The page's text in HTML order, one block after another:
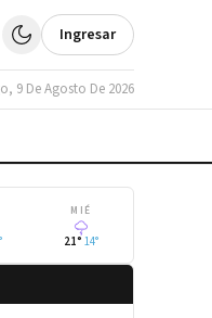
Ingresar
furtivo armado en la Ruta 12
9 De Agosto De 2026
MIÉ
21° 14°